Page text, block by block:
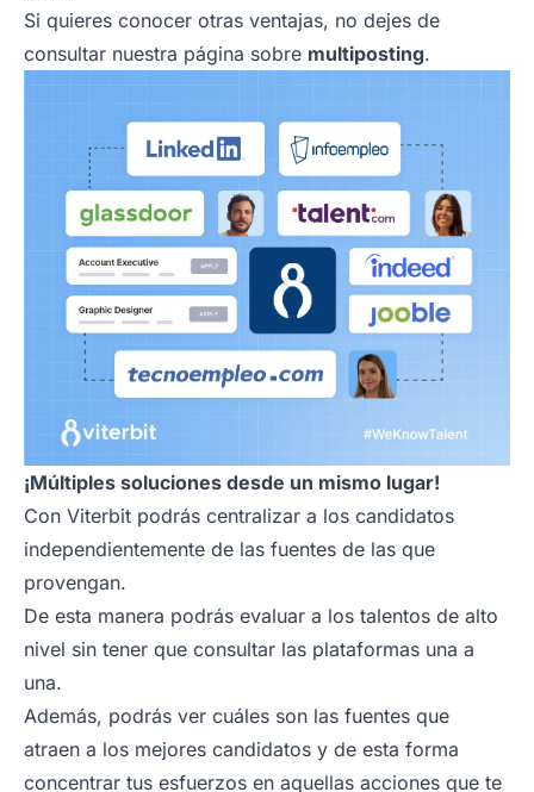
Si quieres conocer otras ventajas, no dejes de
consultar nuestra página sobre multiposting.
¡Múltiples soluciones desde un mismo lugar!
Con Viterbit podrás centralizar a los candidatos
independientemente de las fuentes de las que
provengan.
De esta manera podrás evaluar a los talentos de alto
nivel sin tener que consultar las plataformas una a
una.
Además, podrás ver cuáles son las fuentes que
atraen a los mejores candidatos y de esta forma
concentrar tus esfuerzos en aquellas acciones que te